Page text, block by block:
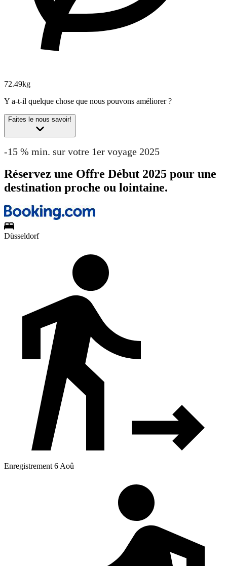
72.49kg
Y a-t-il quelque chose que nous pouvons améliorer ?
Faites le nous savoir!
-15 % min. sur votre 1er voyage 2025
Réservez une Offre Début 2025 pour une
destination proche ou lointaine.
Düsseldorf
Enregistrement 6 Aoû